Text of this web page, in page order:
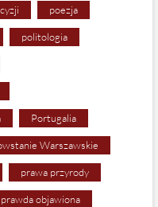
poezja
politologia
Portugalia
Warszawskie
prawa przyrody
prawda objawiona